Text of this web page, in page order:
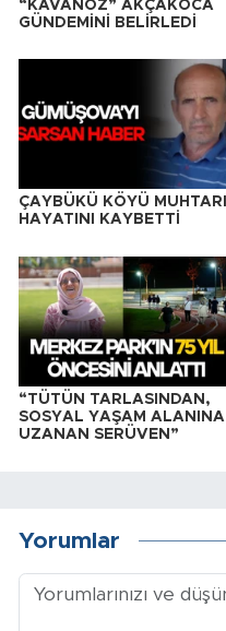
“KAVANOZ” AKÇAKOCA
GÜNDEMİNİ BELİRLEDİ
ÇAYBÜKÜ KÖYÜ MUHTARI
HAYATINI KAYBETTİ
“TÜTÜN TARLASINDAN,
SOSYAL YAŞAM ALANINA
UZANAN SERÜVEN”
Yorumlar